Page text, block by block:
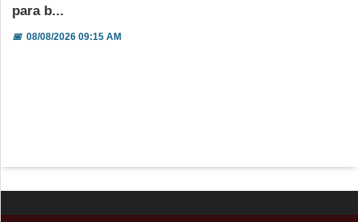
para b...
📅08/08/2026 09:15 AM